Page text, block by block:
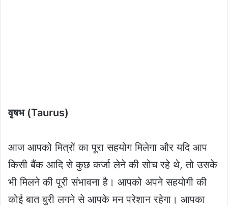
वृषभ (Taurus)
आज आपको मित्रों का पूरा सहयोग मिलेगा और यदि आप
किसी बैंक आदि से कुछ कर्जा लेने की सोच रहे थे, तो उसके
भी मिलने की पूरी संभावना है। आपको अपने सहयोगी की
कोई बात बुरी लगने से आपके मन परेशान रहेगा। आपका